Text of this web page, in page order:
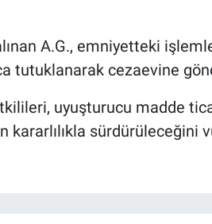
A.G., emniyetteki
tutuklanarak cezaevine
uyuşturucu madde
kararlılıkla sürdürüleceğini